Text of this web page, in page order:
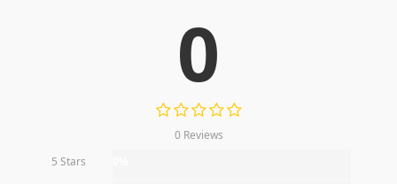
0
0 Reviews
5 Stars